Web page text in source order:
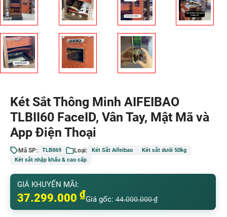
Két Sắt Thông Minh AIFEIBAO
TLBII60 FaceID, Vân Tay, Mật Mã và
App Điện Thoại
Mã SP: TLBII69 Loại: Két Sắt Aifeibao
Két sắt dưới 50kg
Két sắt nhập khẩu & cao cấp
GIÁ KHUYẾN MÃI:
37.299.000 ₫Giá gốc: 44.000.000₫